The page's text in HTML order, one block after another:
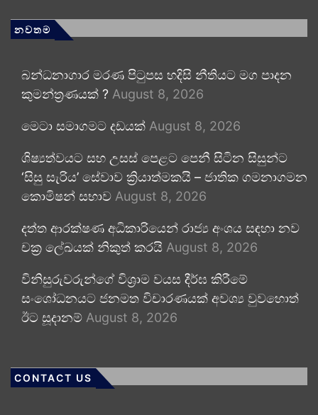
නවතම
බන්ධනාගාර මරණ පිටුපස හදිසි නීතියට මග පාදන
කුමන්ත්‍රණයක් ? August 8, 2026
මෙටා සමාගමට දඩයක් August 8, 2026
ශිෂ්‍යත්වයට සහ උසස් පෙළට පෙනී සිටින සිසුන්ට
‘සිසු සැරිය’ සේවාව ක්‍රියාත්මකයි – ජාතික ගමනාගමන
කොමිෂන් සභාව August 8, 2026
දත්ත ආරක්ෂණ අධිකාරියෙන් රාජ්‍ය අංශය සඳහා නව
චක්‍ර ලේඛයක් නිකුත් කරයි August 8, 2026
විනිසුරුවරුන්ගේ විශ්‍රාම වයස දීර්ඝ කිරීමේ
සංශෝධනයට ජනමත විචාරණයක් අවශ්‍ය වුවහොත්
ඊට සූදානම් August 8, 2026
CONTACT US